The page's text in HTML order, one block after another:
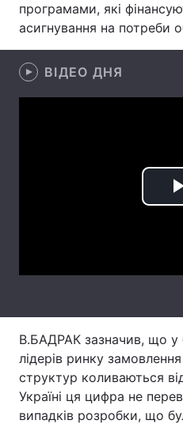
Головна
Україна
Економіка
Відео з Youtube
Інтерв'ю
програмами, які
асигнування на потреби
ВІДЕО ДНЯ
В.БАДРАК зазначив, що у
лідерів ринку
структур коливаються
Україні ця цифра не
випадків розробки, що